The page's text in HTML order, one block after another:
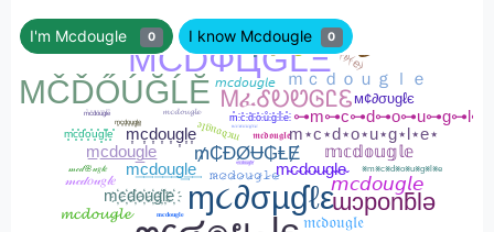
I'm Mcdougle 0 I know Mcdougle 0